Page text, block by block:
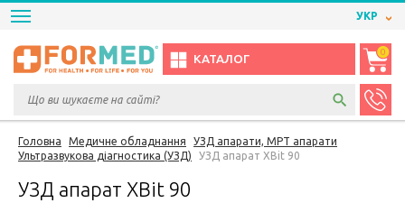
УКР
КАТАЛОГ
0
Головна Медичне обладнання
УЗД апарати, МРТ апарати
Ультразвукова діагностика (УЗД)
УЗД апарат ХВit 90
УЗД апарат ХВit 90